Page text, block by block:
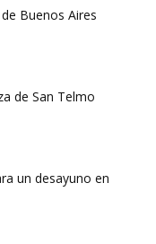
Buenos Aires
de San Telmo
un desayuno en